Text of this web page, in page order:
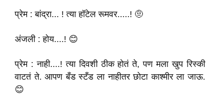
प्रेम : बांद्रा... ! त्या हॉटेल रूमवर.....! 🤨
अंजली : होय....! 😊
प्रेम : नाही....! त्या दिवशी ठीक होतं ते, पण मला खुप रिस्की
वाटतं ते. आपण बँड स्टँड ला नाहीतर छोटा काश्मीर ला जाऊ.
😊